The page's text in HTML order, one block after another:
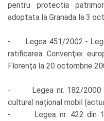
pentru protectia
adoptata la Granada la 3
- Legea 451/2002 - Lege
ratificarea Convenţiei
Florenţa la 20 octombrie
- Legea nr. 182/2000
cultural național mobil
- Legea nr. 422 din 18